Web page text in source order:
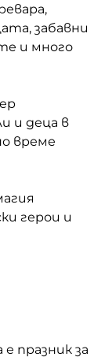
забавни
и много
и деца в
време
герои и
празник за